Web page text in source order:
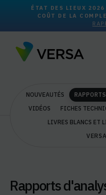
ÉTAT DES LIEUX
COÛT DE LA
NOUVEAUTÉS
VIDÉOS
FICHES
LIVRES BLANCS ET
Rapports